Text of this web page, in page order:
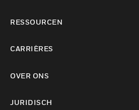
RESSOURCEN
CARRIÈRES
OVER ONS
JURIDISCH